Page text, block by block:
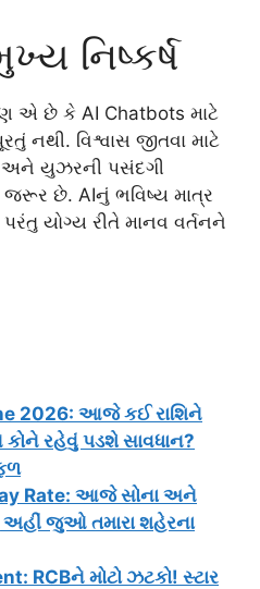
નિષ્કર્ષ
એ છે કે AI Chatbots માટે
નથી. વિશ્વાસ જીતવા માટે
અને યુઝરની પસંદગી
જરૂર છે. AIનું ભવિષ્ય માત્ર
યોગ્ય રીતે માનવ વર્તનને
2026: આજે કઈ રાશિને
રહેવું પડશે સાવધાન?
Rate: આજે સોના અને
અહીં જુઓ તમારા શહેરના
RCBને મોટો ઝટકો! સ્ટાર